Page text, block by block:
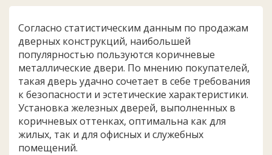
Согласно статистическим данным по продажам
дверных конструкций, наибольшей
популярностью пользуются коричневые
металлические двери. По мнению покупателей,
такая дверь удачно сочетает в себе требования
к безопасности и эстетические характеристики.
Установка железных дверей, выполненных в
коричневых оттенках, оптимальна как для
жилых, так и для офисных и служебных
помещений.